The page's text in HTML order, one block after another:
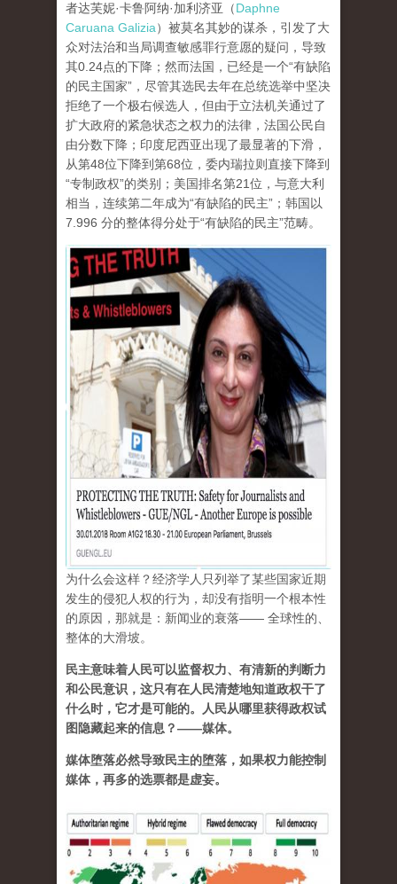
者达芙妮·卡鲁阿纳·加利济亚（Daphne
Caruana Galizia）被莫名其妙的谋杀，引发了大
众对法治和当局调查敏感罪行意愿的疑问，导致
其0.24点的下降；然而法国，已经是一个“有缺陷
的民主国家”，尽管其选民去年在总统选举中坚决
拒绝了一个极右候选人，但由于立法机关通过了
扩大政府的紧急状态之权力的法律，法国公民自
由分数下降；印度尼西亚出现了最显著的下滑，
从第48位下降到第68位，委内瑞拉则直接下降到
“专制政权”的类别；美国排名第21位，与意大利
相当，连续第二年成为“有缺陷的民主”；韩国以
7.996 分的整体得分处于“有缺陷的民主”范畴。
为什么会这样？经济学人只列举了某些国家近期
发生的侵犯人权的行为，却没有指明一个根本性
的原因，那就是：新闻业的衰落—— 全球性的、
整体的大滑坡。
民主意味着人民可以监督权力、有清新的判断力
和公民意识，这只有在人民清楚地知道政权干了
什么时，它才是可能的。人民从哪里获得政权试
图隐藏起来的信息？——媒体。
媒体堕落必然导致民主的堕落，如果权力能控制
媒体，再多的选票都是虚妄。